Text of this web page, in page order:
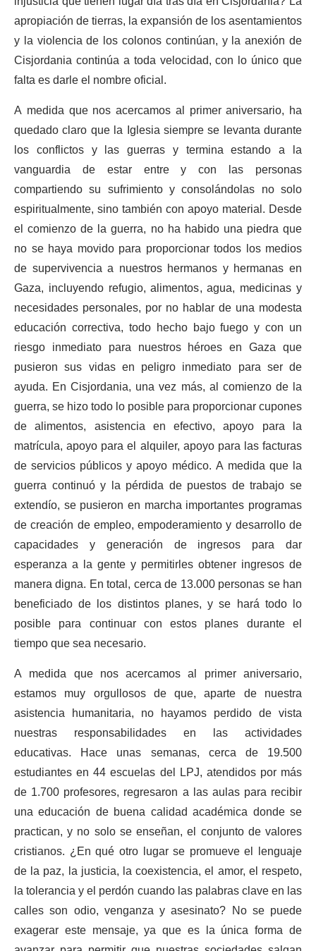
apropiación de tierras, la expansión de los asentamientos
y la violencia de los colonos continúan, y la anexión de
Cisjordania continúa a toda velocidad, con lo único que
falta es darle el nombre oficial.
A medida que nos acercamos al primer aniversario, ha
quedado claro que la Iglesia siempre se levanta durante
los conflictos y las guerras y termina estando a la
vanguardia de estar entre y con las personas
compartiendo su sufrimiento y consolándolas no solo
espiritualmente, sino también con apoyo material. Desde
el comienzo de la guerra, no ha habido una piedra que
no se haya movido para proporcionar todos los medios
de supervivencia a nuestros hermanos y hermanas en
Gaza, incluyendo refugio, alimentos, agua, medicinas y
necesidades personales, por no hablar de una modesta
educación correctiva, todo hecho bajo fuego y con un
riesgo inmediato para nuestros héroes en Gaza que
pusieron sus vidas en peligro inmediato para ser de
ayuda. En Cisjordania, una vez más, al comienzo de la
guerra, se hizo todo lo posible para proporcionar cupones
de alimentos, asistencia en efectivo, apoyo para la
matrícula, apoyo para el alquiler, apoyo para las facturas
de servicios públicos y apoyo médico. A medida que la
guerra continuó y la pérdida de puestos de trabajo se
extendío, se pusieron en marcha importantes programas
de creación de empleo, empoderamiento y desarrollo de
capacidades y generación de ingresos para dar
esperanza a la gente y permitirles obtener ingresos de
manera digna. En total, cerca de 13.000 personas se han
beneficiado de los distintos planes, y se hará todo lo
posible para continuar con estos planes durante el
tiempo que sea necesario.
A medida que nos acercamos al primer aniversario,
estamos muy orgullosos de que, aparte de nuestra
asistencia humanitaria, no hayamos perdido de vista
nuestras responsabilidades en las actividades
educativas. Hace unas semanas, cerca de 19.500
estudiantes en 44 escuelas del LPJ, atendidos por más
de 1.700 profesores, regresaron a las aulas para recibir
una educación de buena calidad académica donde se
practican, y no solo se enseñan, el conjunto de valores
cristianos. ¿En qué otro lugar se promueve el lenguaje
de la paz, la justicia, la coexistencia, el amor, el respeto,
la tolerancia y el perdón cuando las palabras clave en las
calles son odio, venganza y asesinato? No se puede
exagerar este mensaje, ya que es la única forma de